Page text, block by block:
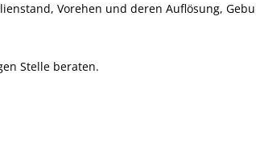
Vorehen und deren Auflösung,
Stelle beraten.